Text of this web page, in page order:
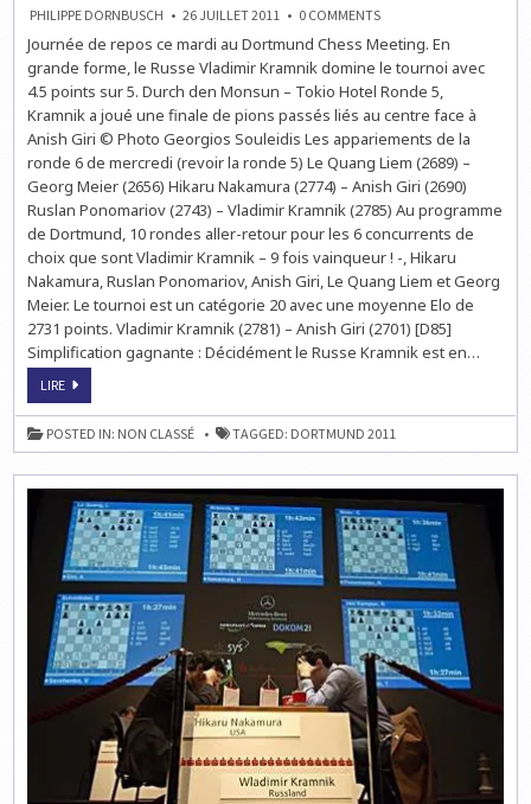
PHILIPPE DORNBUSCH 26 JUILLET 2011 0 COMMENTSON
À
DORTMUND
:
KRAMNIK
LEADER
À
SUR
5
Journée de repos ce mardi au Dortmund Chess Meeting. En
grande forme, le Russe Vladimir Kramnik domine le tournoi avec
4.5 points sur 5. Durch den Monsun – Tokio Hotel Ronde 5,
Kramnik a joué une finale de pions passés liés au centre face à
Anish Giri © Photo Georgios Souleidis Les appariements de la
ronde 6 de mercredi (revoir la ronde 5) Le Quang Liem (2689) –
Georg Meier (2656) Hikaru Nakamura (2774) – Anish Giri (2690)
Ruslan Ponomariov (2743) – Vladimir Kramnik (2785) Au programme
de Dortmund, 10 rondes aller-retour pour les 6 concurrents de
choix que sont Vladimir Kramnik – 9 fois vainqueur ! -, Hikaru
Nakamura, Ruslan Ponomariov, Anish Giri, Le Quang Liem et Georg
Meier. Le tournoi est un catégorie 20 avec une moyenne Elo de
2731 points. Vladimir Kramnik (2781) – Anish Giri (2701) [D85]
Simplification gagnante : Décidément le Russe Kramnik est en…
LIREECHECS
DORTMUND
:
KRAMNIK
LEADER
SUR
5
POSTED IN: NON CLASSÉ TAGGED: DORTMUND 2011